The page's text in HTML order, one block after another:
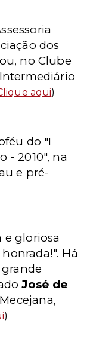
dos
no Clube
aqui)
do "I
- 2010", na
e pré-
e gloriosa
Há
José de
)